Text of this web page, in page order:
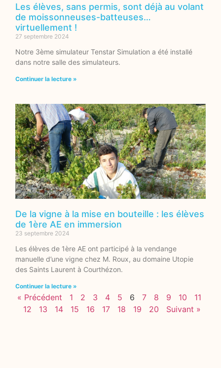
Les élèves, sans permis, sont déjà au volant
de moissonneuses-batteuses…
virtuellement !
27 septembre 2024
Notre 3ème simulateur Tenstar Simulation a été installé
dans notre salle des simulateurs.
Continuer la lecture »
De la vigne à la mise en bouteille : les élèves
de 1ère AE en immersion
23 septembre 2024
Les élèves de 1ère AE ont participé à la vendange
manuelle d’une vigne chez M. Roux, au domaine Utopie
des Saints Laurent à Courthézon.
Continuer la lecture »
« Précédent 1 2 3 4 5 6 7 8 9 10
11
12
13 14 15 16 17 18 19 20 Suivant »